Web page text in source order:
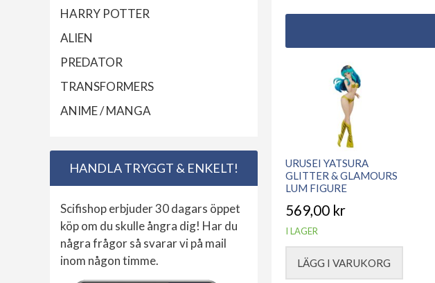
URUSEI YATSURA
GLITTER & GLAMOURS
LUM FIGURE
569,00 kr
I LAGER
LÄGG I VARUKORG
HARRY POTTER
ALIEN
PREDATOR
TRANSFORMERS
ANIME / MANGA
HANDLA TRYGGT & ENKELT!
Scifishop erbjuder 30 dagars öppet
köp om du skulle ångra dig! Har du
några frågor så svarar vi på mail
inom någon timme.